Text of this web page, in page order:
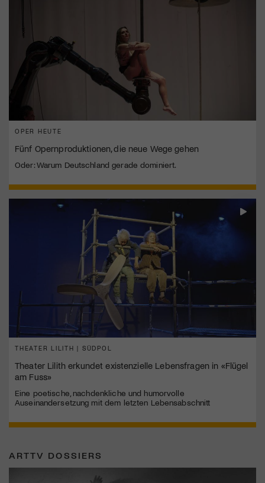
OPER HEUTE
Fünf Opernproduktionen, die neue Wege gehen
Oder: Warum Deutschland gerade dominiert.
THEATER LILITH | SÜDPOL
Theater Lilith erkundet existenzielle Lebensfragen in «Flügel
am Fuss»
Eine poetische, nachdenkliche und humorvolle
Auseinandersetzung mit dem letzten Lebensabschnitt
ARTTV DOSSIERS